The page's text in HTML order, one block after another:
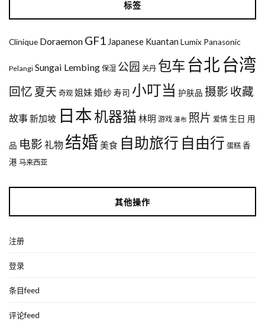
标签
Clinique Doraemon GF1 Japanese Kuantan Lumix Panasonic
Pelangi Sungai Lembing 保湿 公园 关丹 包车 台北 台湾
回忆 夏天 奇观 姐妹婚纱 寿司 小叮当 护肤品 摄影 收藏
故事新加坡 日本机器猫 林明 游戏 瀑布 照片 爱情 生日 用
品 电影 礼物 结婚美食 自助旅行 自由行 蛋糕 香
港 马来西亚
其他操作
注册
登录
条目feed
评论feed